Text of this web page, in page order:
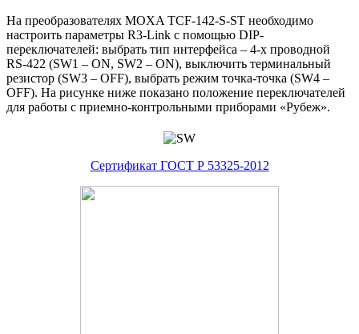
На преобразователях MOXA TCF-142-S-ST необходимо
настроить параметры R3-Link с помощью DIP-
переключателей: выбрать тип интерфейса – 4-х проводной
RS-422 (SW1 – ON, SW2 – ON), выключить терминальный
резистор (SW3 – OFF), выбрать режим точка-точка (SW4 –
OFF). На рисунке ниже показано положение переключателей
для работы с приемно-контрольными приборами «Рубеж».
Сертификат ГОСТ Р 53325-2012